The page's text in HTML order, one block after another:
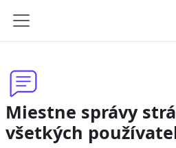
Side panel
Miestne správy
všetkých